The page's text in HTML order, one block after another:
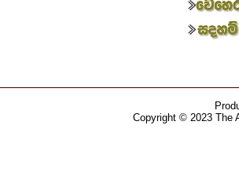
Copyright © 2023 The